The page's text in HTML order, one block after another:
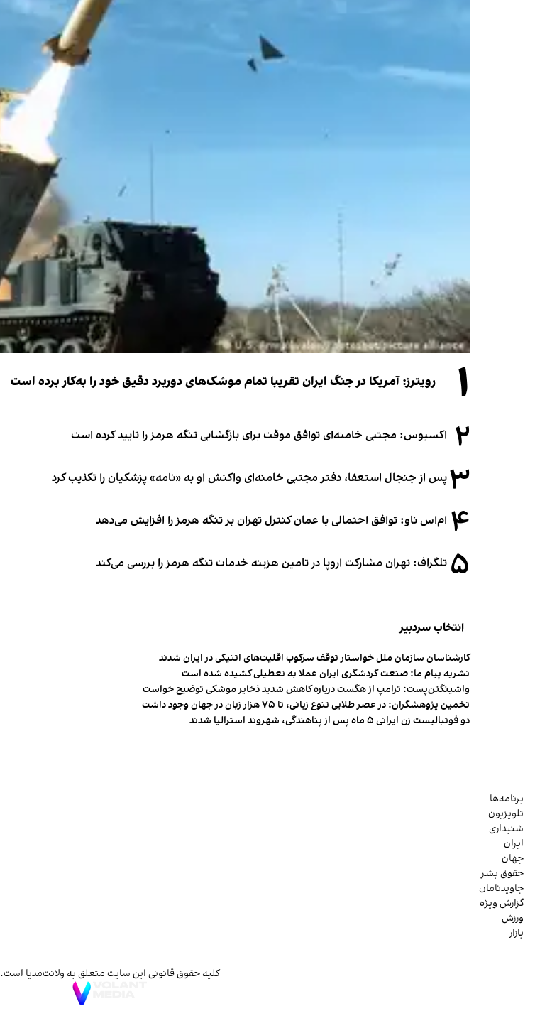
۱ رویترز: آمریکا در جنگ ایران تقریبا تمام موشک‌های دوربرد دقیق خود را به‌کار برده است
۲ اکسیوس: مجتبی خامنه‌ای توافق موقت برای بازگشایی تنگه هرمز را تایید کرده است
۳پس از جنجال استعفا، دفتر مجتبی خامنه‌ای واکنش او به «نامه» پزشکیان را تکذیب کرد
۴ ام‌اس ناو: توافق احتمالی با عمان کنترل تهران بر تنگه هرمز را افزایش می‌دهد
۵ تلگراف: تهران مشارکت اروپا در تامین هزینه خدمات تنگه هرمز را بررسی می‌کند
انتخاب سردبیر
کارشناسان سازمان ملل خواستار توقف سرکوب اقلیت‌های اتنیکی در ایران شدند
نشریه پیام ما: صنعت گردشگری ایران عملا به تعطیلی کشیده شده است
واشینگتن‌پست: ترامپ از هگست درباره کاهش شدید ذخایر موشکی توضیح خواست
تخمین پژوهشگران: در عصر طلایی تنوع زبانی، تا ۷۵ هزار زبان در جهان وجود داشت
دو فوتبالیست زن ایرانی ۵ ماه پس از پناهندگی، شهروند استرالیا شدند
برنامه‌ها
تلویزیون
شنیداری
ایران
جهان
حقوق بشر
جاویدنامان
گزارش ویژه
ورزش
بازار
کلیه حقوق قانونی این سایت متعلق به ولانت‌مدیا است.